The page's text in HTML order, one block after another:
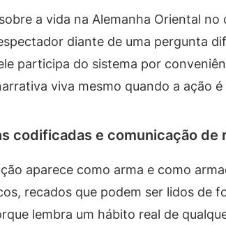
a vida na Alemanha Oriental
diante de uma pergunta
participa do sistema por
viva mesmo quando a ação é
codificadas e comunicação de
aparece como arma e como
recados que podem ser lidos de
lembra um hábito real de